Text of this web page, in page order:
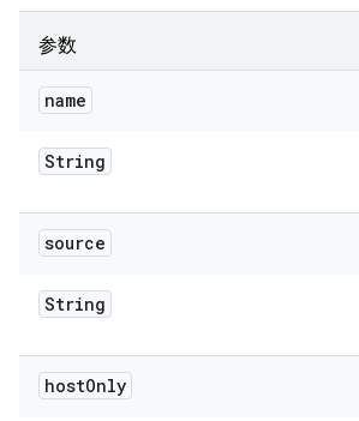
参数
name
String
source
String
hostOnly